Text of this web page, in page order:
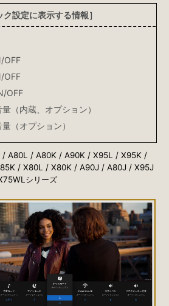
ク設定に表示する情報］
OFF
OFF
OFF
（内蔵、オプション）
（オプション）
/ A80L / A80K / A90K / X95L / X95K /
/ X80L / X80K / A90J / A80J / X95J
シリーズ